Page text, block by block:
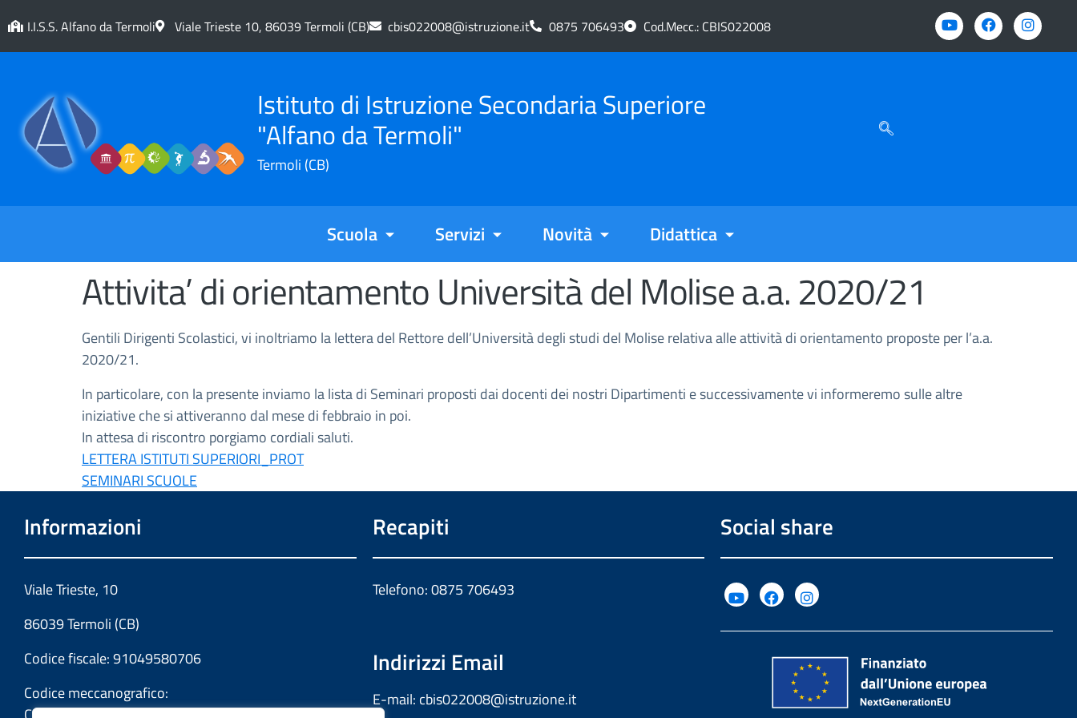
I.I.S.S. Alfano da Termoli Viale Trieste 10, 86039 Termoli (CB) cbis022008@istruzione.it 0875 706493 Cod.Mecc.: CBIS022008
Istituto di Istruzione Secondaria Superiore
"Alfano da Termoli"
Termoli (CB)
Scuola Servizi Novità Didattica
Attivita’ di orientamento Università del Molise a.a. 2020/21
Gentili Dirigenti Scolastici, vi inoltriamo la lettera del Rettore dell’Università degli studi del Molise relativa alle attività di orientamento proposte per l’a.a.
2020/21.
In particolare, con la presente inviamo la lista di Seminari proposti dai docenti dei nostri Dipartimenti e successivamente vi informeremo sulle altre
iniziative che si attiveranno dal mese di febbraio in poi.
In attesa di riscontro porgiamo cordiali saluti.
LETTERA ISTITUTI SUPERIORI_PROT
SEMINARI SCUOLE
Informazioni
Viale Trieste, 10
86039 Termoli (CB)
Codice fiscale: 91049580706
Codice meccanografico:
Recapiti
Telefono: 0875 706493
Indirizzi Email
E-mail: cbis022008@istruzione.it
Social share